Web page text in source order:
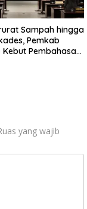
Sampah hingga
Pemkab
Kebut Pembahasan
yang wajib